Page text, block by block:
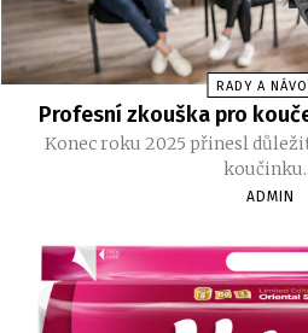
RADY A
Profesní zkouška pro
Konec roku 2025 přinesl
ADMIN